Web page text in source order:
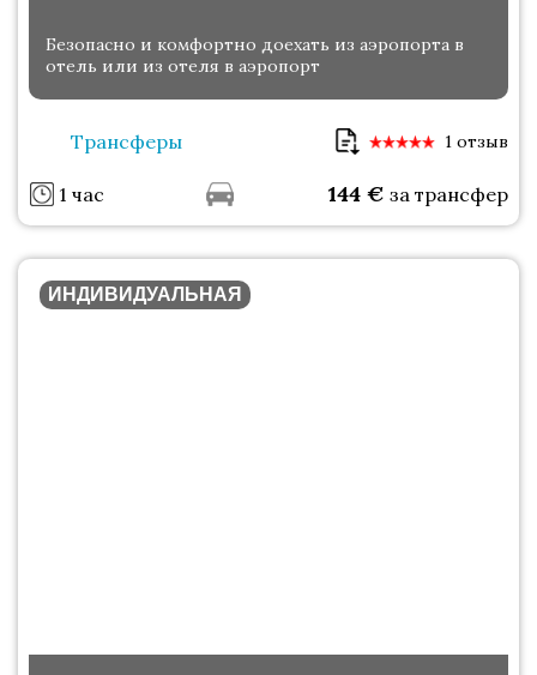
Безопасно и комфортно доехать из аэропорта в
отель или из отеля в аэропорт
Трансферы 1 отзыв
1 час 144 € за трансфер
ИНДИВИДУАЛЬНАЯ